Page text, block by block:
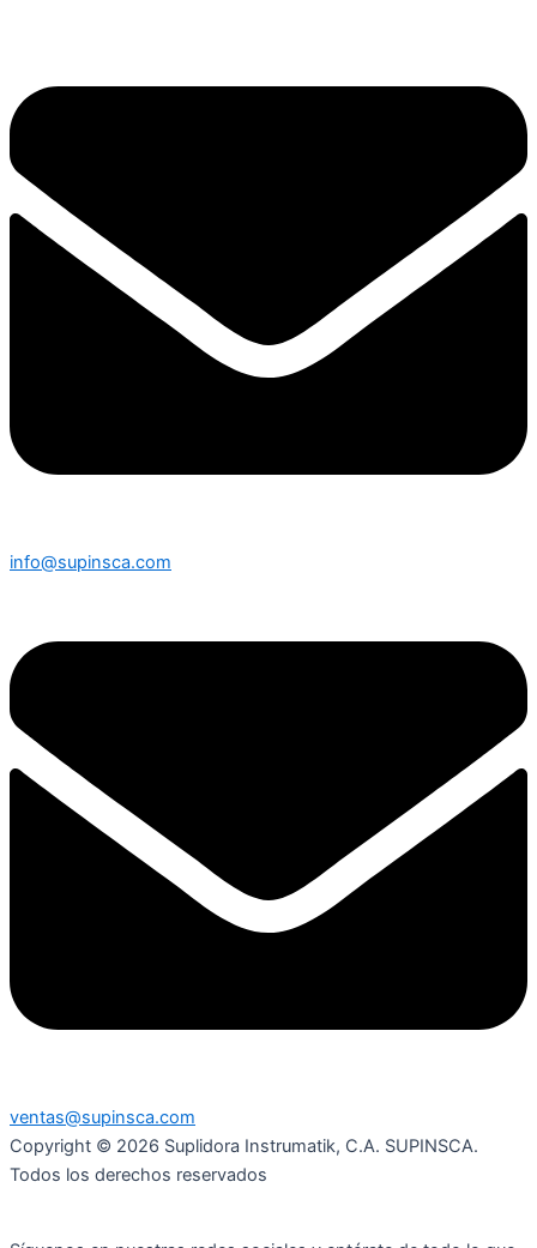
info@supinsca.com
ventas@supinsca.com
Copyright © 2026 Suplidora Instrumatik, C.A. SUPINSCA.
Todos los derechos reservados